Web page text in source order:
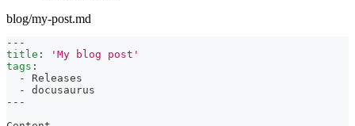
blog/my-post.md
---
title :
'My blog post'
tags :
-
Releases
-
docusaurus
---